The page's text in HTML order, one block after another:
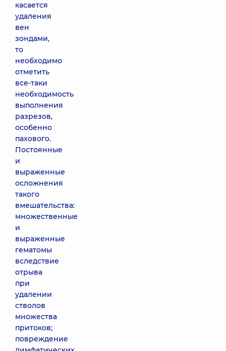
касается
удаления
вен
зондами,
то
необходимо
отметить
все-таки
необходимость
выполнения
разрезов,
особенно
пахового.
Постоянные
и
выраженные
осложнения
такого
вмешательства:
множественные
и
выраженные
гематомы
вследствие
отрыва
при
удалении
стволов
множества
притоков;
повреждение